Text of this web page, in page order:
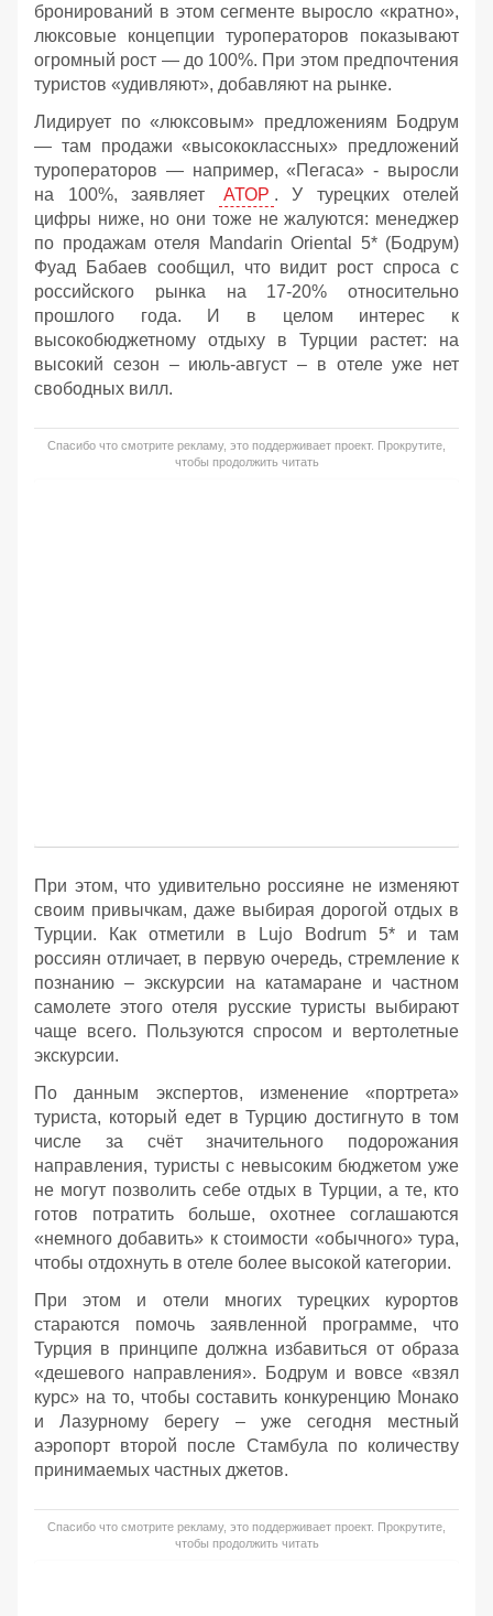
бронирований в этом сегменте выросло «кратно»,
люксовые концепции туроператоров показывают
огромный рост — до 100%. При этом предпочтения
туристов «удивляют», добавляют на рынке.
Лидирует по «люксовым» предложениям Бодрум
— там продажи «высококлассных» предложений
туроператоров — например, «Пегаса» - выросли
на 100%, заявляет
АТОР . У турецких отелей
цифры ниже, но они тоже не жалуются: менеджер
по продажам отеля Mandarin Oriental 5* (Бодрум)
Фуад Бабаев сообщил, что видит рост спроса с
российского рынка на 17-20% относительно
прошлого года. И в целом интерес к
высокобюджетному отдыху в Турции растет: на
высокий сезон – июль-август – в отеле уже нет
свободных вилл.
Спасибо что смотрите рекламу, это поддерживает проект. Прокрутите,
чтобы продолжить читать
При этом, что удивительно россияне не изменяют
своим привычкам, даже выбирая дорогой отдых в
Турции. Как отметили в Lujo Bodrum 5* и там
россиян отличает, в первую очередь, стремление к
познанию – экскурсии на катамаране и частном
самолете этого отеля русские туристы выбирают
чаще всего. Пользуются спросом и вертолетные
экскурсии.
По данным экспертов, изменение «портрета»
туриста, который едет в Турцию достигнуто в том
числе за счёт значительного подорожания
направления, туристы с невысоким бюджетом уже
не могут позволить себе отдых в Турции, а те, кто
готов потратить больше, охотнее соглашаются
«немного добавить» к стоимости «обычного» тура,
чтобы отдохнуть в отеле более высокой категории.
При этом и отели многих турецких курортов
стараются помочь заявленной программе, что
Турция в принципе должна избавиться от образа
«дешевого направления». Бодрум и вовсе «взял
курс» на то, чтобы составить конкуренцию Монако
и Лазурному берегу – уже сегодня местный
аэропорт второй после Стамбула по количеству
принимаемых частных джетов.
Спасибо что смотрите рекламу, это поддерживает проект. Прокрутите,
чтобы продолжить читать